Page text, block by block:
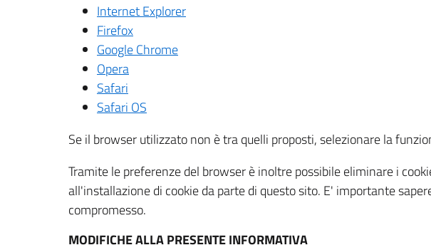
Internet Explorer
Firefox
Google Chrome
Opera
Safari
Safari OS
Se il browser utilizzato non è tra quelli proposti, selezionare la
Tramite le preferenze del browser è inoltre possibile eliminare i
all'installazione di cookie da parte di questo sito. E' importante
compromesso.
MODIFICHE ALLA PRESENTE INFORMATIVA